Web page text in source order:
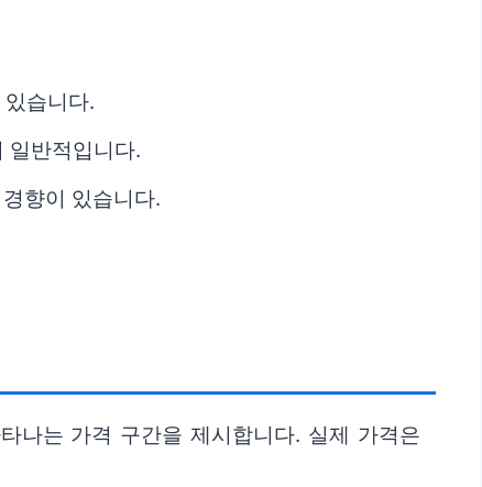
습니다.
일반적입니다.
향이 있습니다.
나는 가격 구간을 제시합니다. 실제 가격은